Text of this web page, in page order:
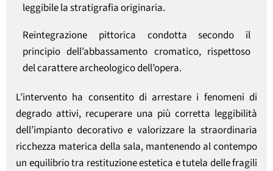
leggibile la stratigrafia originaria.
Reintegrazione pittorica condotta secondo il
principio dell’abbassamento cromatico, rispettoso
del carattere archeologico dell’opera.
L’intervento ha consentito di arrestare i fenomeni di
degrado attivi, recuperare una più corretta leggibilità
dell’impianto decorativo e valorizzare la straordinaria
ricchezza materica della sala, mantenendo al contempo
un equilibrio tra restituzione estetica e tutela delle fragili